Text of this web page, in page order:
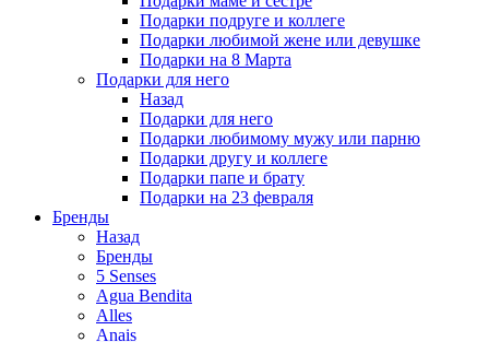
Подарки подруге и коллеге
Подарки любимой жене или девушке
Подарки на 8 Марта
Подарки для него
Назад
Подарки для него
Подарки любимому мужу или парню
Подарки другу и коллеге
Подарки папе и брату
Подарки на 23 февраля
Бренды
Назад
Бренды
5 Senses
Agua Bendita
Alles
Anais